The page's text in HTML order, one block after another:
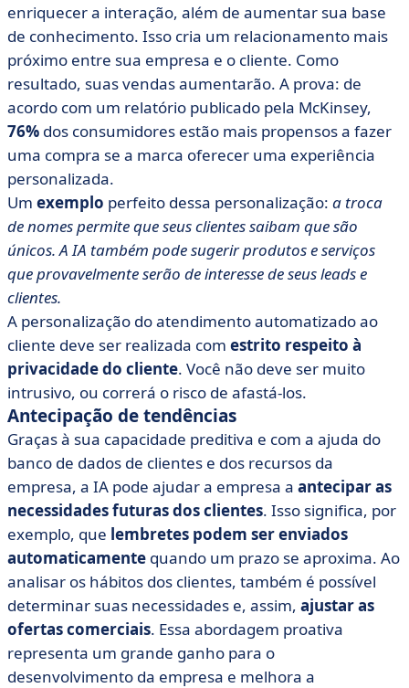
enriquecer a interação, além de aumentar sua base
de conhecimento. Isso cria um relacionamento mais
próximo entre sua empresa e o cliente. Como
resultado, suas vendas aumentarão. A prova: de
acordo com um relatório publicado pela McKinsey,
76% dos consumidores estão mais propensos a fazer
uma compra se a marca oferecer uma experiência
personalizada.
Um exemplo perfeito dessa personalização: a troca
de nomes permite que seus clientes saibam que são
únicos. A IA também pode sugerir produtos e serviços
que provavelmente serão de interesse de seus leads e
clientes.
A personalização do atendimento automatizado ao
cliente deve ser realizada com estrito respeito à
privacidade do cliente. Você não deve ser muito
intrusivo, ou correrá o risco de afastá-los.
Antecipação de tendências
Graças à sua capacidade preditiva e com a ajuda do
banco de dados de clientes e dos recursos da
empresa, a IA pode ajudar a empresa a antecipar as
necessidades futuras dos clientes. Isso significa, por
exemplo, que lembretes podem ser enviados
automaticamente quando um prazo se aproxima. Ao
analisar os hábitos dos clientes, também é possível
determinar suas necessidades e, assim, ajustar as
ofertas comerciais. Essa abordagem proativa
representa um grande ganho para o
desenvolvimento da empresa e melhora a